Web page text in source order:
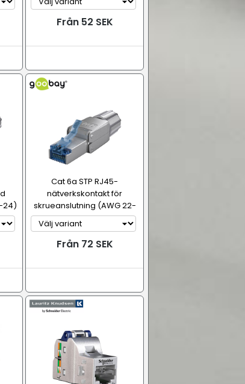
Från 52 SEK
24)
Cat 6a STP RJ45-
nätverkskontakt för
skrueanslutning (AWG 22-
24)
Från 72 SEK